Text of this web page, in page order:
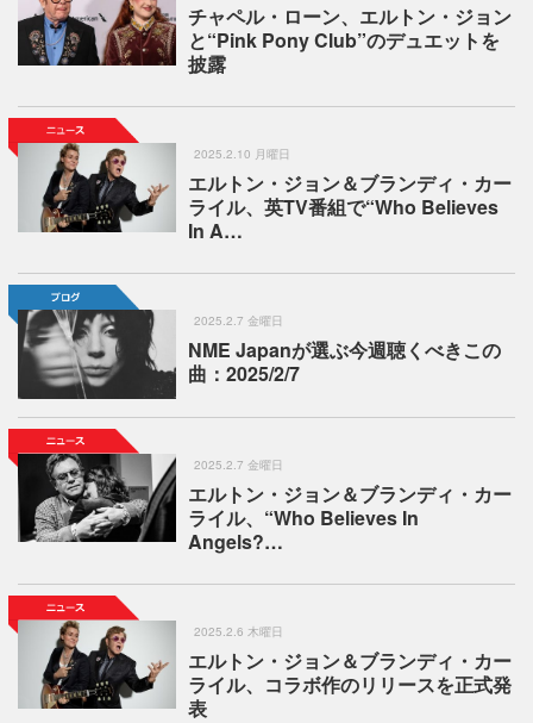
チャペル・ローン、エルトン・ジョン
と“Pink Pony Club”のデュエットを
披露
2025.2.10 月曜日
エルトン・ジョン＆ブランディ・カー
ライル、英TV番組で“Who Believes
In A…
2025.2.7 金曜日
NME Japanが選ぶ今週聴くべきこの
曲：2025/2/7
2025.2.7 金曜日
エルトン・ジョン＆ブランディ・カー
ライル、“Who Believes In
Angels?…
2025.2.6 木曜日
エルトン・ジョン＆ブランディ・カー
ライル、コラボ作のリリースを正式発
表